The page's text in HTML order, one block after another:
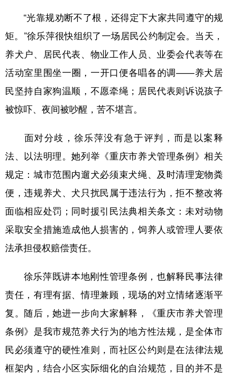
“光靠规劝断不了根，还得定下大家共同遵守的规
矩。”徐乐萍很快组织了一场居民公约制定会。当天，
养犬户、居民代表、物业工作人员、业委会代表等在
活动室里围坐一圈，一开口便各唱各的调——养犬居
民坚持自家狗温顺，不愿牵绳；居民代表则诉说孩子
被惊吓、夜间被吵醒，苦不堪言。
面对分歧，徐乐萍没有急于评判，而是以案释
法、以法明理。她列举《重庆市养犬管理条例》相关
规定：城市范围内遛犬必须束犬绳、及时清理宠物粪
便，违规养犬、犬只扰民属于违法行为，拒不整改将
面临相应处罚；同时援引民法典相关条文：未对动物
采取安全措施造成他人损害的，饲养人或管理人要依
法承担侵权赔偿责任。
徐乐萍既讲本地刚性管理条例，也解释民事法律
责任，有理有据、情理兼顾，现场的对立情绪逐渐平
复。随后，她进一步向大家解释，《重庆市养犬管理
条例》是我市规范养犬行为的地方性法规，是全体市
民必须遵守的硬性准则，而社区公约则是在法律法规
框架内，结合小区实际细化的自治规范，目的并不是